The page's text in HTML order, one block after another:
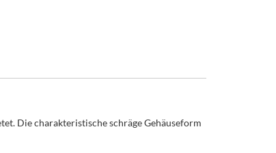
Die charakteristische schräge Gehäuseform